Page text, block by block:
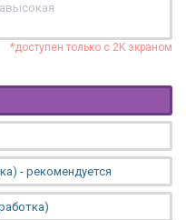
*доступен только с 2K экраном
- рекомендуется